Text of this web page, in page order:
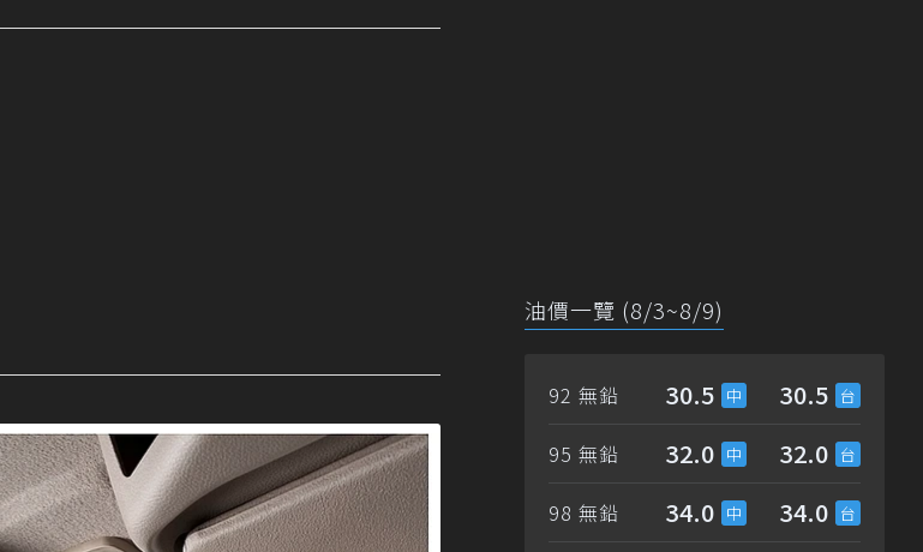
油價一覽 (8/3~8/9)
92 無鉛 30.5 30.5
95 無鉛 32.0 32.0
98 無鉛 34.0 34.0